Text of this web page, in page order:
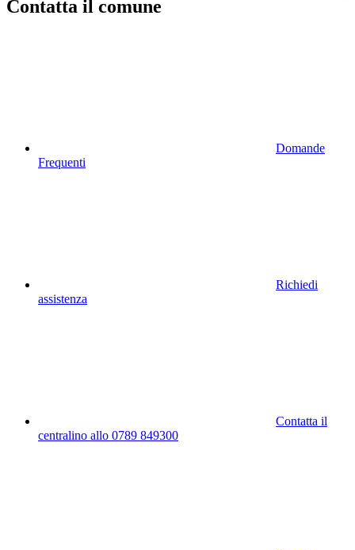
Contatta il comune
Domande
Frequenti
Richiedi
assistenza
Contatta il
centralino allo 0789 849300